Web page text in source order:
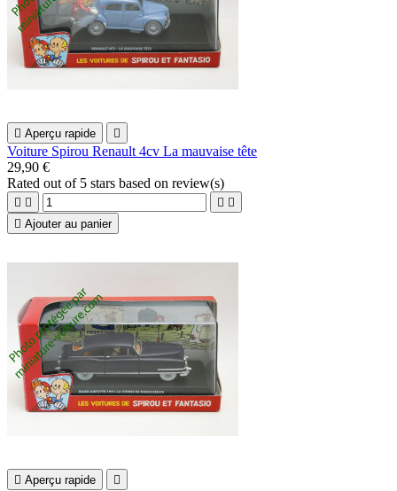
 Aperçu rapide 
Voiture Spirou Renault 4cv La mauvaise tête
29,90 €
Rated out of 5 stars based on review(s)
   
 Ajouter au panier
 Aperçu rapide 